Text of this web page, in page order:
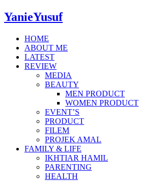
YanieYusuf
HOME
ABOUT ME
LATEST
REVIEW
MEDIA
BEAUTY
MEN PRODUCT
WOMEN PRODUCT
EVENT’S
PRODUCT
FILEM
PROJEK AMAL
FAMILY & LIFE
IKHTIAR HAMIL
PARENTING
HEALTH